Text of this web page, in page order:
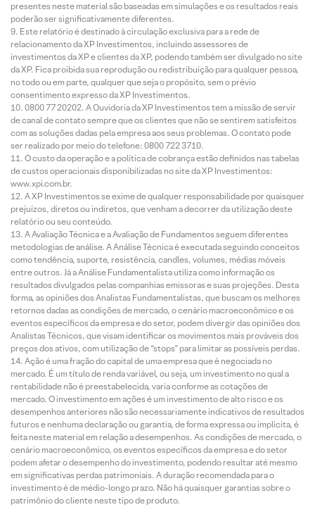
presentes neste material são baseadas em simulações e os resultados reais
poderão ser significativamente diferentes.
Este relatório é destinado à circulação exclusiva para a rede de
relacionamento da XP Investimentos, incluindo assessores de
investimentos da XP e clientes da XP, podendo também ser divulgado no site
da XP. Fica proibida sua reprodução ou redistribuição para qualquer pessoa,
no todo ou em parte, qualquer que seja o propósito, sem o prévio
consentimento expresso da XP Investimentos.
0800 77 20202. A Ouvidoria da XP Investimentos tem a missão de servir
de canal de contato sempre que os clientes que não se sentirem satisfeitos
com as soluções dadas pela empresa aos seus problemas. O contato pode
ser realizado por meio do telefone: 0800 722 3710.
O custo da operação e a política de cobrança estão definidos nas tabelas
de custos operacionais disponibilizadas no site da XP Investimentos:
www.xpi.com.br.
A XP Investimentos se exime de qualquer responsabilidade por quaisquer
prejuízos, diretos ou indiretos, que venham a decorrer da utilização deste
relatório ou seu conteúdo.
A Avaliação Técnica e a Avaliação de Fundamentos seguem diferentes
metodologias de análise. A Análise Técnica é executada seguindo conceitos
como tendência, suporte, resistência, candles, volumes, médias móveis
entre outros. Já a Análise Fundamentalista utiliza como informação os
resultados divulgados pelas companhias emissoras e suas projeções. Desta
forma, as opiniões dos Analistas Fundamentalistas, que buscam os melhores
retornos dadas as condições de mercado, o cenário macroeconômico e os
eventos específicos da empresa e do setor, podem divergir das opiniões dos
Analistas Técnicos, que visam identificar os movimentos mais prováveis dos
preços dos ativos, com utilização de “stops” para limitar as possíveis perdas.
Ação é uma fração do capital de uma empresa que é negociada no
mercado. É um título de renda variável, ou seja, um investimento no qual a
rentabilidade não é preestabelecida, varia conforme as cotações de
mercado. O investimento em ações é um investimento de alto risco e os
desempenhos anteriores não são necessariamente indicativos de resultados
futuros e nenhuma declaração ou garantia, de forma expressa ou implícita, é
feita neste material em relação a desempenhos. As condições de mercado, o
cenário macroeconômico, os eventos específicos da empresa e do setor
podem afetar o desempenho do investimento, podendo resultar até mesmo
em significativas perdas patrimoniais. A duração recomendada para o
investimento é de médio-longo prazo. Não há quaisquer garantias sobre o
patrimônio do cliente neste tipo de produto.